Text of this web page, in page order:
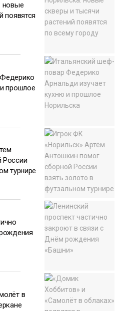
новые
появятся
прошлое
России
турнире
в